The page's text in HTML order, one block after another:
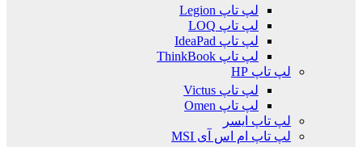
لپ تاپ Legion
لپ تاپ LOQ
لپ تاپ IdeaPad
لپ تاپ ThinkBook
لپ تاپ HP
لپ تاپ Victus
لپ تاپ Omen
لپ تاپ ایسر
لپ تاپ ام اس آی MSI